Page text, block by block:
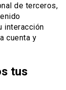
de terceros,
interacción
cuenta y
tus